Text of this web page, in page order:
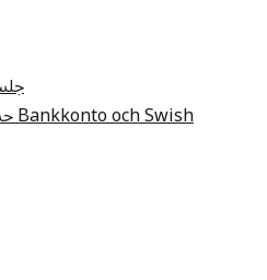
حساب بانکی انجمن Bankkonto och Swish